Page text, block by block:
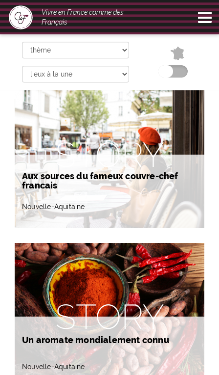
Vivre en France comme des
Français
STORY
Aux sources du fameux couvre-chef
français
Nouvelle-Aquitaine
STORY
Un aromate mondialement connu
Nouvelle-Aquitaine